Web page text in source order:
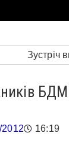
2012 16:19